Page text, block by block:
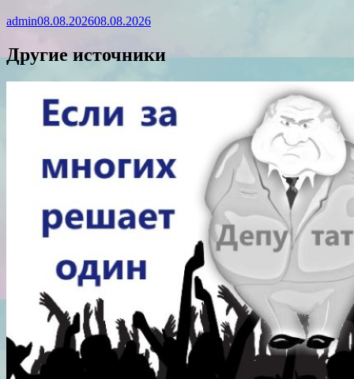
admin08.08.202608.08.2026
Другие источники